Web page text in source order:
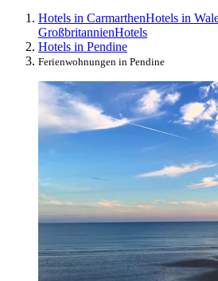
Hotels in CarmarthenHotels in
GroßbritannienHotels
Hotels in Pendine
Ferienwohnungen in Pendine